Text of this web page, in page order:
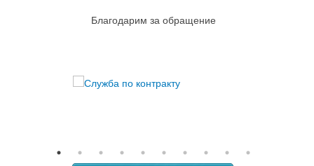
Благодарим за обращение